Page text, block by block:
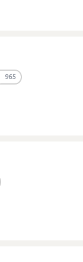
965